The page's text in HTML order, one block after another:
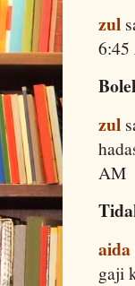
zul
zul
AM
aida
gaji